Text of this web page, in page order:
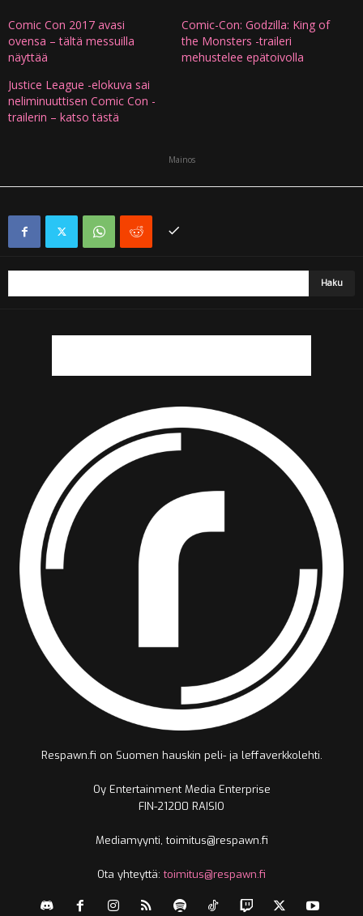
Comic Con 2017 avasi
ovensa – tältä messuilla
näyttää
Comic-Con: Godzilla: King of
the Monsters -traileri
mehustelee epätoivolla
Justice League -elokuva sai
neliminuuttisen Comic Con -
trailerin – katso tästä
Mainos
Respawn.fi on Suomen hauskin peli- ja leffaverkkolehti.
Oy Entertainment Media Enterprise
FIN-21200 RAISIO
Mediamyynti, toimitus@respawn.fi
Ota yhteyttä:toimitus@respawn.fi